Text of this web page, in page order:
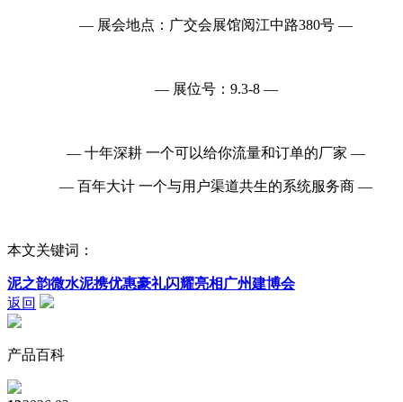
— 展会地点：广交会展馆阅江中路380号 —
— 展位号：9.3-8 —
— 十年深耕 一个可以给你流量和订单的厂家 —
— 百年大计 一个与用户渠道共生的系统服务商 —
本文关键词：
泥之韵微水泥携优惠豪礼闪耀亮相广州建博会
返回
产品百科